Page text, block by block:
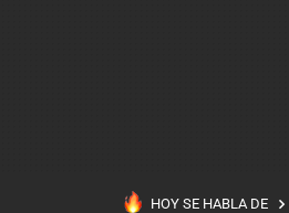
HOY SE HABLA DE